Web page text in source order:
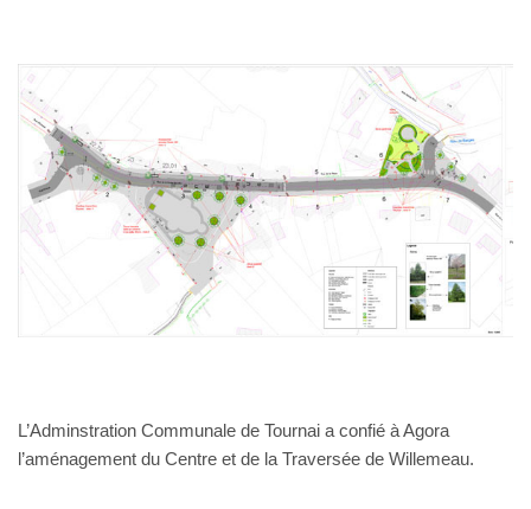
L’Adminstration Communale de Tournai a confié à Agora
l’aménagement du Centre et de la Traversée de Willemeau.